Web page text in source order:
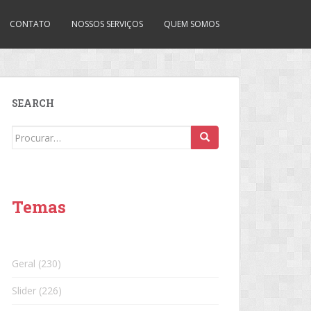
CONTATO NOSSOS SERVIÇOS QUEM SOMOS
SEARCH
Search
Temas
Geral (230)
Slider (226)